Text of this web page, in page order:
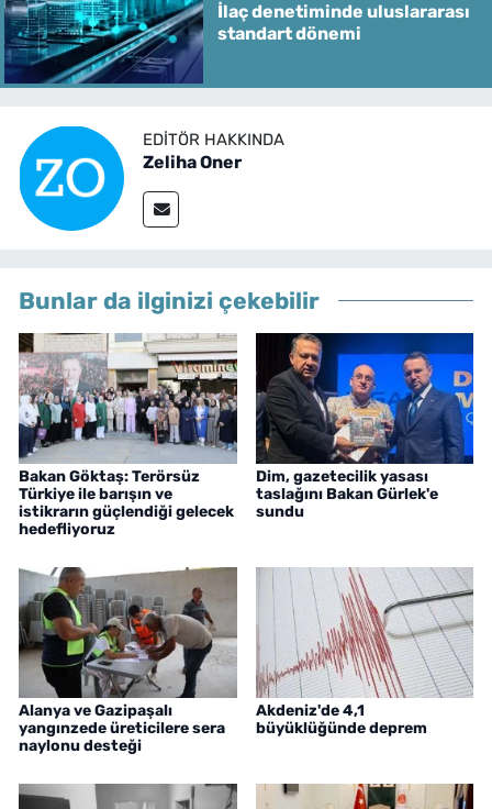
İlaç denetiminde uluslararası
standart dönemi
EDITÖR HAKKINDA
Zeliha Oner
Bunlar da ilginizi çekebilir
Bakan Göktaş: Terörsüz
Türkiye ile barışın ve
istikrarın güçlendiği gelecek
hedefliyoruz
Dim, gazetecilik yasası
taslağını Bakan Gürlek'e
sundu
Alanya ve Gazipaşalı
yangınzede üreticilere sera
naylonu desteği
Akdeniz'de 4,1
büyüklüğünde deprem